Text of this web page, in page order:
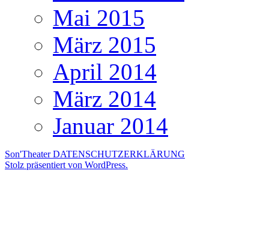
Mai 2015
März 2015
April 2014
März 2014
Januar 2014
Son'TheaterDATENSCHUTZERKLÄRUNG
Stolz präsentiert von WordPress.